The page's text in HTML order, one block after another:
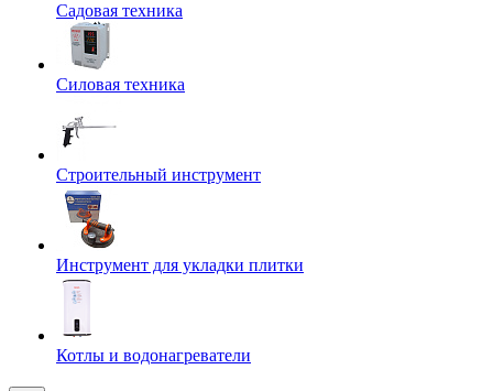
Садовая техника
Силовая техника
Строительный инструмент
Инструмент для укладки плитки
Котлы и водонагреватели